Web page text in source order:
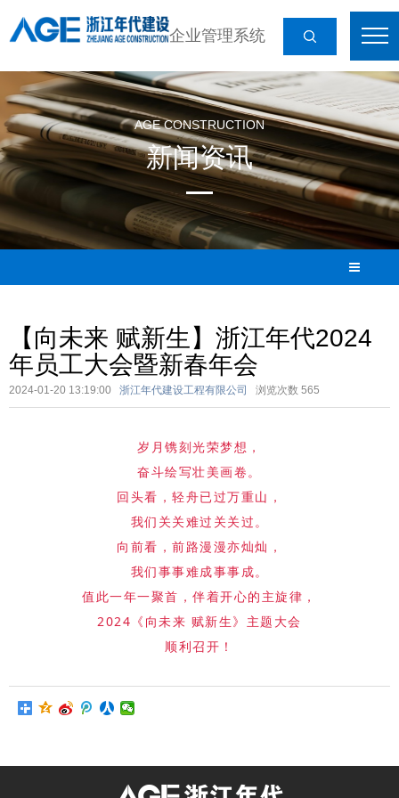
企业管理系统
AGE CONSTRUCTION
新闻资讯
【向未来 赋新生】浙江年代2024
年员工大会暨新春年会
2024-01-20 13:19:00 浙江年代建设工程有限公司 浏览次数 565
岁月镌刻光荣梦想，
奋斗绘写壮美画卷。
回头看，轻舟已过万重山，
我们关关难过关关过。
向前看，前路漫漫亦灿灿，
我们事事难成事事成。
值此一年一聚首，伴着开心的主旋律，
2024《向未来 赋新生》主题大会
顺利召开！